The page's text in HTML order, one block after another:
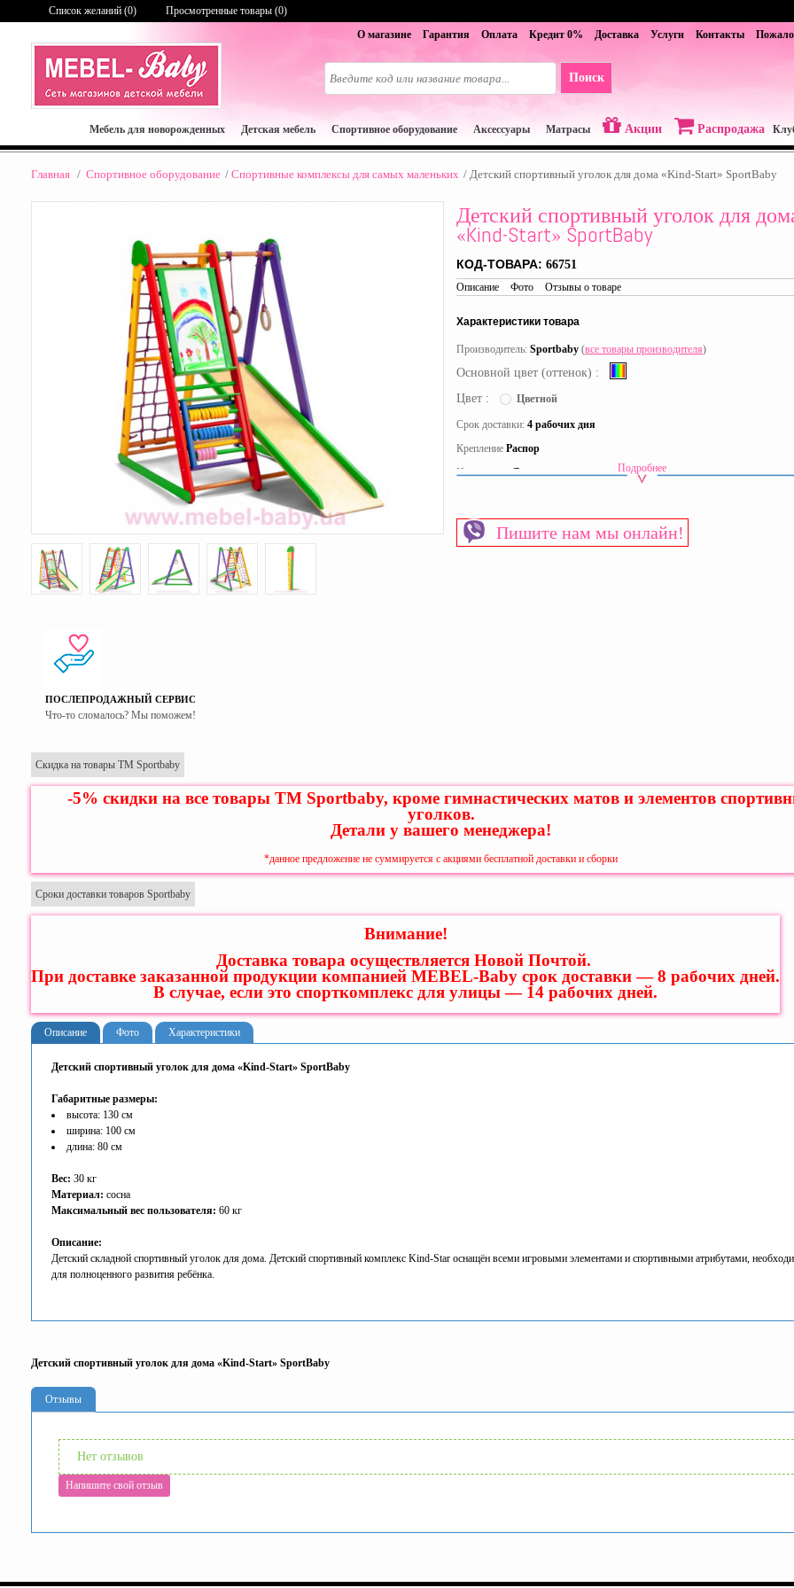
О магазине Гарантия Оплата Кредит 0% Доставка Услуги Контакты
Список желаний (0) Просмотренные товары (0)
Мебель для новорожденных Детская мебель Спортивное оборудование Аксессуары Матрасы Акции Распродажа
Главная / Спортивное оборудование / Спортивные комплексы для самых маленьких / Детский спортивный уголок для дома «Kind-Start» SportBaby
Детский спортивный уголок для
«Kind-Start» SportBaby
КОД-ТОВАРА: 66751
Описание Фото Отзывы о товаре
Характеристики товара
Производитель: Sportbaby (все товары производителя)
Основной цвет (оттенок) :
Цвет :
Цветной
Срок доставки: 4 рабочих дня
Крепление Распор
Исполнение Для помещения
Материал Дерево
Страна производитель Украина
Подробнее
Пишите нам мы онлайн!
ПОСЛЕПРОДАЖНЫЙ СЕРВИС
Что-то сломалось? Мы поможем!
Скидка на товары ТМ Sportbaby
-5% скидки на все товары ТМ Sportbaby, кроме гимнастических матов и элементов
уголков.
Детали у вашего менеджера!
*данное предложение не суммируется с акциями бесплатной доставки и сборки
Сроки доставки товаров Sportbaby
Внимание!
Доставка товара осуществляется Новой Почтой.
При доставке заказанной продукции компанией MEBEL-Baby срок доставки — 8 рабочих дней.
В случае, если это спорткомплекс для улицы — 14 рабочих дней.
Описание Фото Характеристики
Детский спортивный уголок для дома «Kind-Start» SportBaby
Габаритные размеры:
высота: 130 см
ширина: 100 см
длина: 80 см
Вес: 30 кг
Материал: сосна
Максимальный вес пользователя: 60 кг
Описание:
Детский складной спортивный уголок для дома. Детский спортивный комплекс Kind-Star оснащён всеми игровыми элементами и спортивными атрибутами,
для полноценного развития ребёнка.
Детский спортивный уголок для дома «Kind-Start» SportBaby
Отзывы
Нет отзывов
Напишите свой отзыв